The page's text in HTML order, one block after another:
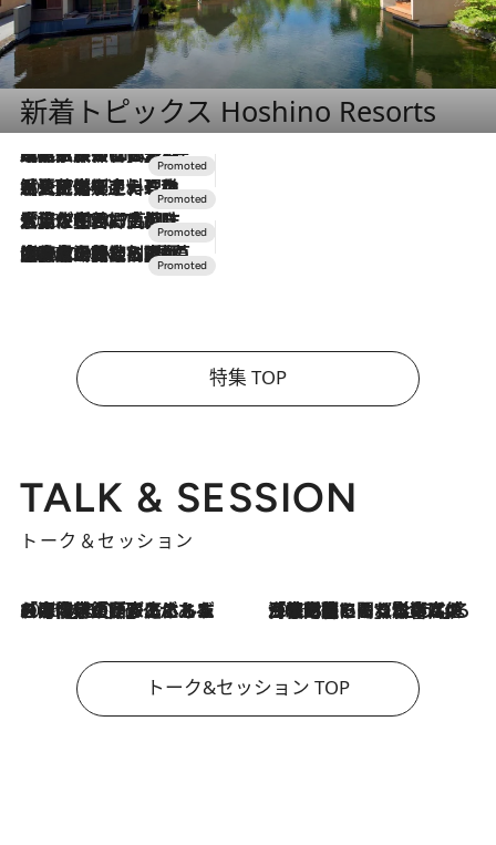
新着トピックス Hoshino Resorts
2026.7.31
【ホテル帰省】という選択肢をOMOが提案。家族とほどよい距離を保つには「昼は実家、夜は気兼ねなくホテルで！」
2026.7.24
【夏限定ディナーコース】旬を迎える稚鮎や花ズッキーニなどをイタリア・トスカーナの郷土料理の手法で満喫！
2026.7.17
「土佐和ハーブかき氷」がOMO7高知に登場！生姜、山椒、大葉など目にも舌にも涼を呼ぶ郷土の味
2026.7.10
NEW OPEN！【界 草津】名湯の地に誕生。趣の異なる2種の温泉と上州ならではの会席・蕎麦割烹など美食を味わう究極の癒やし旅
特集 TOP
TALK & SESSION
トーク＆セッション
2026.8.3
「今後値上げがあるとすれば…」「リスクがあるのは今年の冬」エネルギー専門家が語る、ホルムズ海峡封鎖が家庭にもたらす“ある心配” 2026.8.3
「住宅建てられない…」「サーチャージ料の高値が続いている」ホルムズ海峡封鎖による影響はいつまで続く？《エネルギー専門家に聞く“どうなる日本の暮らし”》
トーク&セッション TOP